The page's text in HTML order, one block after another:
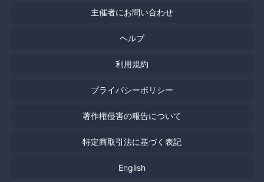
主催者にお問い合わせ
ヘルプ
利用規約
プライバシーポリシー
著作権侵害の報告について
特定商取引法に基づく表記
English